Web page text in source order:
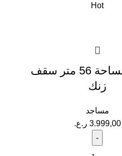
Hot
مسجد بمساحة 56 متر سقف
زنك
مساجد
3.999,00 ر.ع.